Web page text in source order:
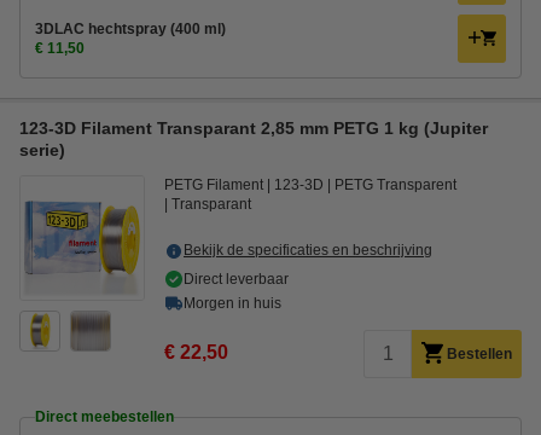
3DLAC hechtspray (400 ml)
€ 11,50
123-3D Filament Transparant 2,85 mm PETG 1 kg (Jupiter
serie)
PETG Filament 123-3D
PETG Transparent
Transparant
Bekijk de specificaties en beschrijving
Direct leverbaar
Morgen in huis
€ 22,50 Bestellen
Direct meebestellen